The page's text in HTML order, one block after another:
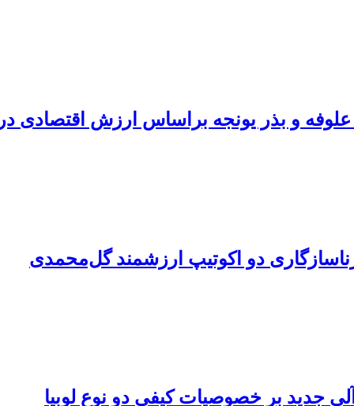
و بذر یونجه براساس ارزش اقتصادی
دو اکوتیپ‌ ارزشمند گل‌محمدی
جدید بر خصوصیات کیفی دو نوع لوبیا